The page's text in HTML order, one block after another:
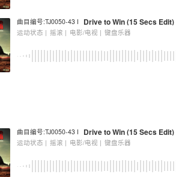
曲目编号:TJ0050-43 I Drive to Win (15 Secs Edit)
运动状态 | 摇滚 | 电影/电视 | 键盘乐器
曲目编号:TJ0050-43 I Drive to Win (15 Secs Edit)
运动状态 | 摇滚 | 电影/电视 | 键盘乐器